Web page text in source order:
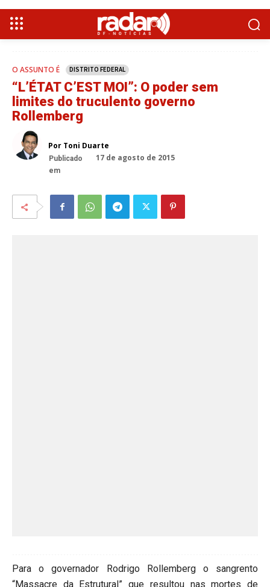
O ASSUNTO É DISTRITO FEDERAL
“L’ÉTAT C’EST MOI”: O poder sem
limites do truculento governo
Rollemberg
Por Toni Duarte
Publicado
em
17 de agosto de 2015
Para o governador Rodrigo Rollemberg o sangrento
“Massacre da Estrutural” que resultou nas mortes de